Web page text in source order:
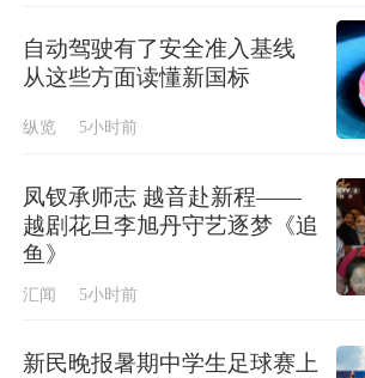
自动驾驶有了安全准入基线
从这些方面读懂新国标
纵览 5小时前
凤钗承师志 越音赴新程——
越剧花旦李旭丹守艺逐梦《追
鱼》
汇闻 5小时前
新民晚报暑期中学生足球赛上